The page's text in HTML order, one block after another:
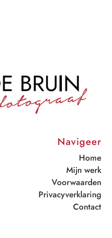
Navigeer
Home
Mijn werk
Voorwaarden
Privacyverklaring
Contact